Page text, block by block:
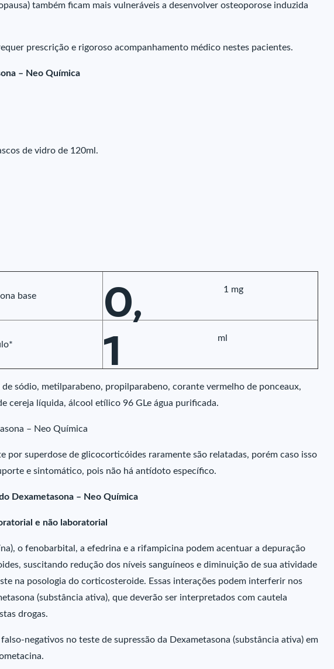
também ficam mais vulneráveis a desenvolver osteoporose induzida
prescrição e rigoroso acompanhamento médico nestes pacientes.
– Neo Química
de vidro de 120ml.
base 0, 1 mg
1 ml
sódio, metilparabeno, propilparabeno, corante vermelho de ponceaux,
cereja líquida, álcool etílico 96 GLe água purificada.
– Neo Química
por superdose de glicocorticóides raramente são relatadas, porém caso isso
e sintomático, pois não há antídoto específico.
Dexametasona – Neo Química
e não laboratorial
o fenobarbital, a efedrina e a rifampicina podem acentuar a depuração
suscitando redução dos níveis sanguíneos e diminuição de sua atividade
na posologia do corticosteroide. Essas interações podem interferir nos
(substância ativa), que deverão ser interpretados com cautela
drogas.
negativos no teste de supressão da Dexametasona (substância ativa) em